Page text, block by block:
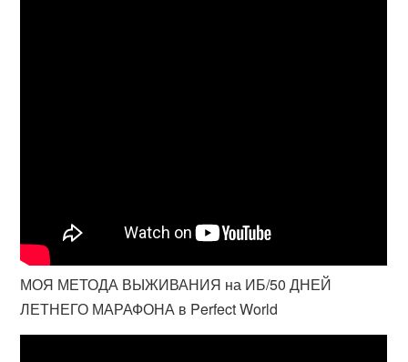
МОЯ МЕТОДА ВЫЖИВАНИЯ на ИБ/50 ДНЕЙ
ЛЕТНЕГО МАРАФОНА в Perfect World